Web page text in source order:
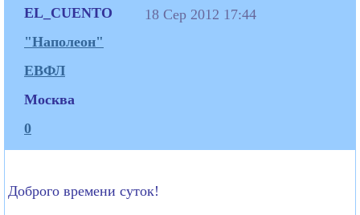
EL_CUENTO
"Наполеон"
ЕВФЛ
Москва
0
18 Сер 2012 17:44
Доброго времени суток!